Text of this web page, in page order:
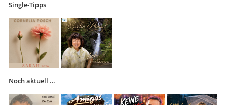
Single-Tipps
Noch aktuell …